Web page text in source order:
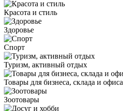
Красота и стиль
Здоровье
Спорт
Туризм, активный отдых
Товары для бизнеса, склада и офиса
Зоотовары